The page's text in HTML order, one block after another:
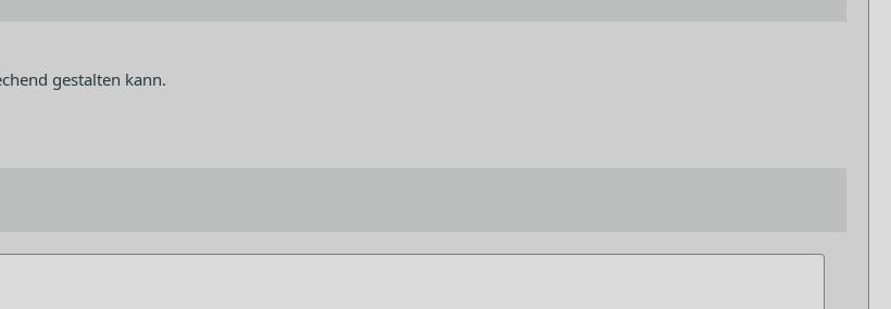
gestalten kann.